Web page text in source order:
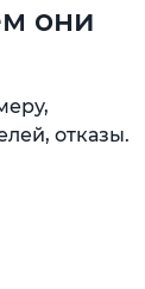
они
отказы.